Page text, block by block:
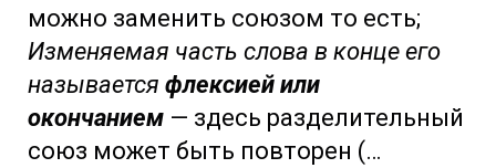
можно заменить союзом то есть;
Изменяемая часть слова в конце его
называется флексией или
окончанием — здесь разделительный
союз может быть повторен (…